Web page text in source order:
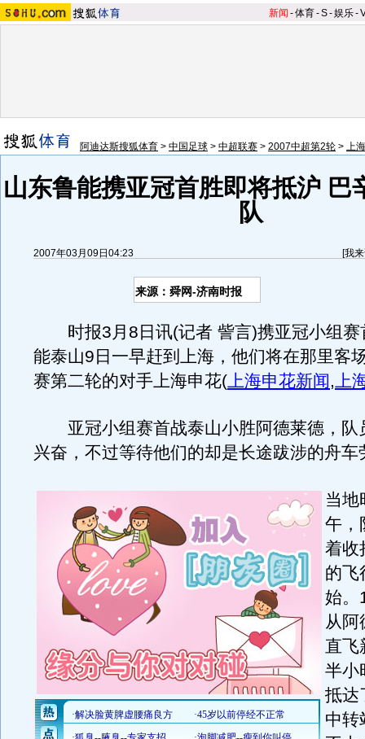
新闻 -体育-S-娱乐-
阿迪达斯搜狐体育 > 中国足球 > 中超联赛 > 2007中超第2轮 > 上
山东鲁能携亚冠首胜即将抵沪 巴
队
2007年03月09日04:23 [我
来源：舜网-济南时报
时报3月8日讯(记者 訾言)携亚冠小组赛
能泰山9日一早赶到上海，他们将在那里客
赛第二轮的对手上海申花(上海申花新闻,上
亚冠小组赛首战泰山小胜阿德莱德，队
兴奋，不过等待他们的却是长途跋涉的舟车
当地
午，
着收
的飞
始。
从阿
直飞
半小
抵达
中转